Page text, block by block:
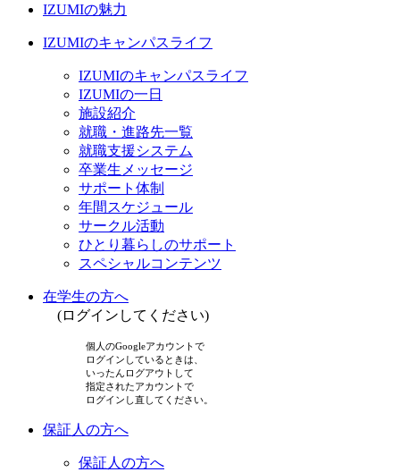
IZUMIの魅力
IZUMIのキャンパスライフ
IZUMIのキャンパスライフ
IZUMIの一日
施設紹介
就職・進路先一覧
就職支援システム
卒業生メッセージ
サポート体制
年間スケジュール
サークル活動
ひとり暮らしのサポート
スペシャルコンテンツ
在学生の方へ
(ログインしてください)
個人のGoogleアカウントで
ログインしているときは、
いったんログアウトして
指定されたアカウントで
ログインし直してください。
保証人の方へ
保証人の方へ